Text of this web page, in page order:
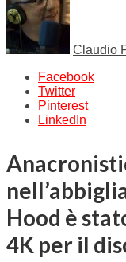
Claudio
Facebook
Twitter
Pinterest
LinkedIn
Hood è
4K per il